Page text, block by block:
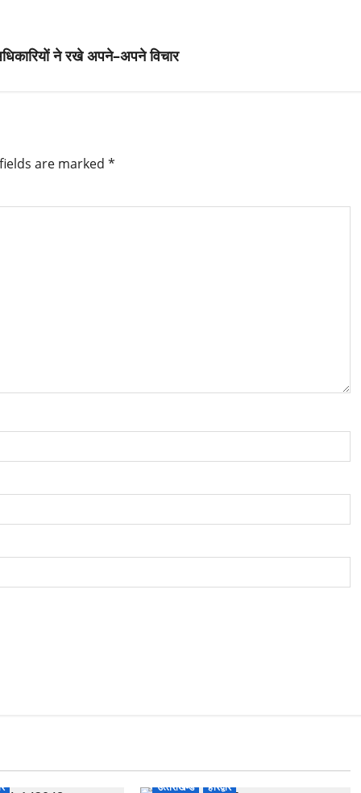
ने रखे अपने–अपने विचार
are marked *
उत्‍तराखण्‍ड हरिद्वार